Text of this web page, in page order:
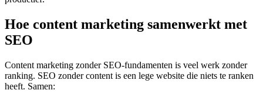
Hoe content marketing samenwerkt met
SEO
Content marketing zonder SEO-fundamenten is veel werk zonder
ranking. SEO zonder content is een lege website die niets te ranken
heeft. Samen: